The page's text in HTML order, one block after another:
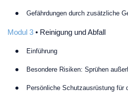
Gefährdungen durch zusätzliche
Modul 3 • Reinigung und Abfall
Einführung
Besondere Risiken: Sprühen
Persönliche Schutzausrüstung für